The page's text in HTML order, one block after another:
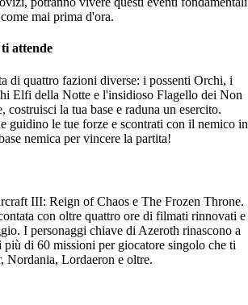
mai prima d'ora.
attende
di quattro fazioni diverse: i possenti Orchi, i
Elfi della Notte e l'insidioso Flagello dei Non
la tua base e raduna un esercito.
guidino le tue forze e scontrati con il nemico in
nemica per vincere la partita!
III: Reign of Chaos e The Frozen Throne.
con oltre quattro ore di filmati rinnovati e
I personaggi chiave di Azeroth rinascono a
di 60 missioni per giocatore singolo che ti
Nordania, Lordaeron e oltre.